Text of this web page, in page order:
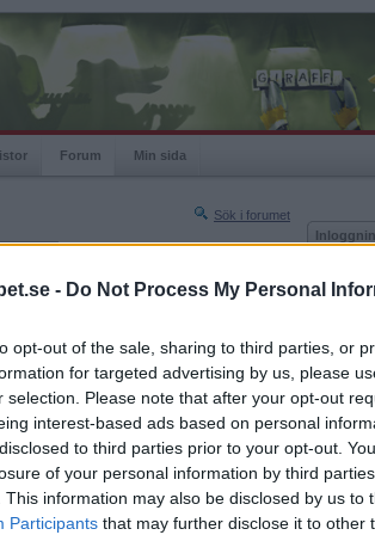
- Do Not Process My Personal
opt-out of the sale, sharing to third parties, or
for targeted advertising by us, please
selection. Please note that after your opt-out
interest-based ads based on personal
to third parties prior to your opt-out.
of your personal information by third
This information may also be disclosed by us to
Participants that may further disclose it to other
Forum Min sida
Sök i forumet
Nästa sida »
2023-09-22 11:57
RIt04gmI
Kom
Glömt
Få ny
Betapet